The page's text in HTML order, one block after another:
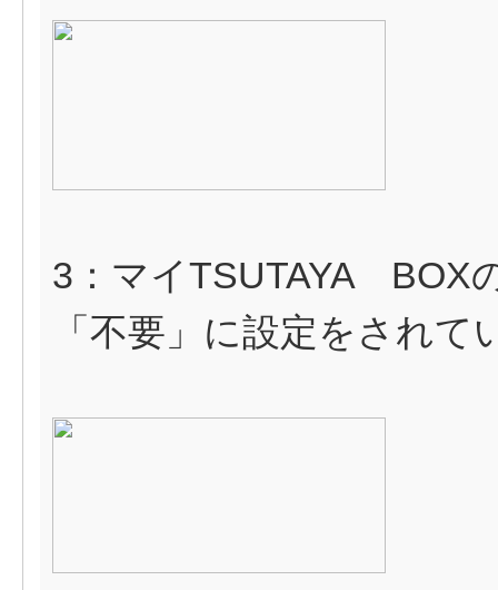
3：マイTSUTAYA BOX
「不要」に設定をされ